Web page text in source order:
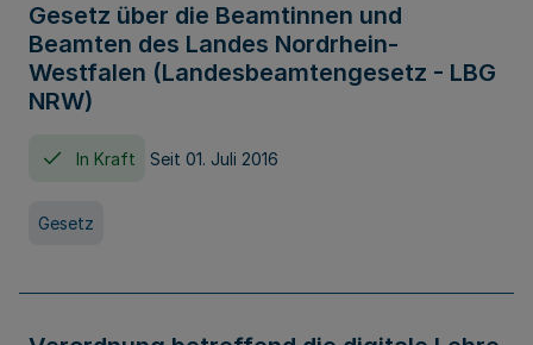
Gesetz über die Beamtinnen und
Beamten des Landes Nordrhein-
Westfalen (Landesbeamtengesetz - LBG
NRW)
In Kraft Seit 01. Juli 2016
Gesetz